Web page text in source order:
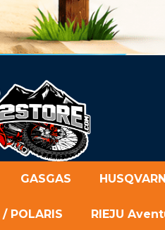
GASGAS
POLARIS RIEJU